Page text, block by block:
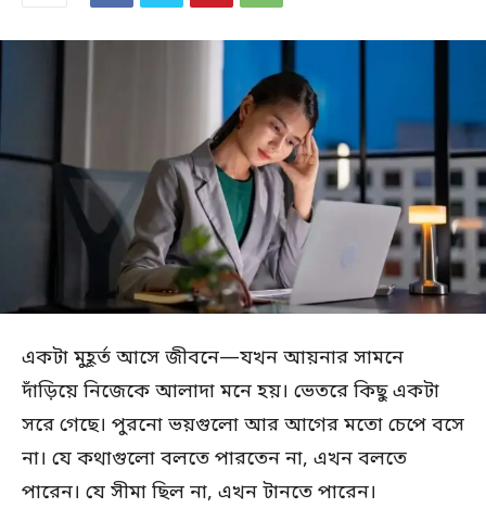
একটা মুহূর্ত আসে জীবনে—যখন আয়নার সামনে
দাঁড়িয়ে নিজেকে আলাদা মনে হয়। ভেতরে কিছু একটা
সরে গেছে। পুরনো ভয়গুলো আর আগের মতো চেপে বসে
না। যে কথাগুলো বলতে পারতেন না, এখন বলতে
পারেন। যে সীমা ছিল না, এখন টানতে পারেন।